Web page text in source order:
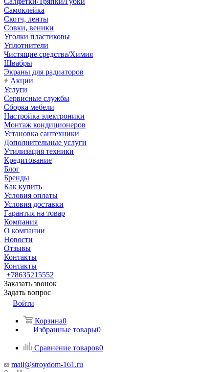
Самоклейка
Скотч, ленты
Совки, веники
Уголки пластиковы
Уплотнители
Чистящие средства/Химия
Швабры
Экраны для радиаторов
Акции
Услуги
Сервисные службы
Сборка мебели
Настройка электроники
Монтаж кондиционеров
Установка сантехники
Дополнительные услуги
Утилизация техники
Кредитование
Блог
Бренды
Как купить
Условия оплаты
Условия доставки
Гарантия на товар
Компания
О компании
Новости
Отзывы
Контакты
Контакты
+78635215552
Заказать звонок
Задать вопрос
Войти
Корзина0
Избранные товары0
Сравнение товаров0
mail@stroydom-161.ru